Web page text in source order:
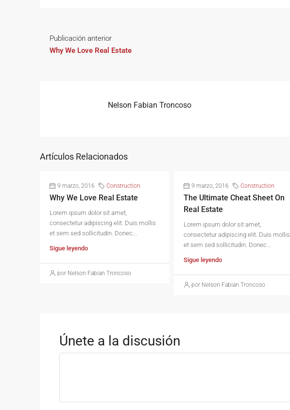
Publicación anterior
Why We Love Real Estate
Nelson Fabian Troncoso
Artículos Relacionados
9 marzo, 2016 Construction
Why We Love Real Estate
Lorem ipsum dolor sit amet,
consectetur adipiscing elit. Duis mollis
et sem sed sollicitudin. Donec...
Sigue leyendo
por Nelson Fabian Troncoso
9 marzo, 2016 Construction
The Ultimate Cheat Sheet On
Real Estate
Lorem ipsum dolor sit amet,
consectetur adipiscing elit. Duis mollis
et sem sed sollicitudin. Donec...
Sigue leyendo
por Nelson Fabian Troncoso
Únete a la discusión